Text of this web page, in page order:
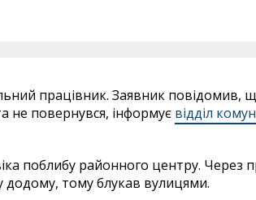
працівник. Заявник повідомив,
повернувся, інформує відділ
поблибу районного центру. Через
додому, тому блукав вулицями.